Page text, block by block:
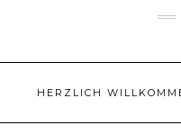
HERZLICH